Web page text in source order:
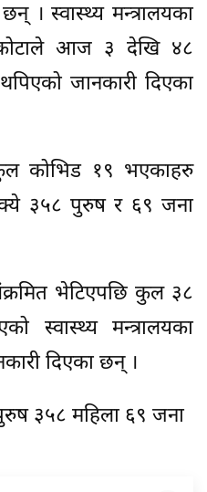
। स्वास्थ्य मन्त्रालयका
आज ३ देखि ४८
जानकारी दिएका
कोभिड १९ भएकाहरु
३५८ पुरुष र ६९ जना
भेटिएपछि कुल ३८
स्वास्थ्य मन्त्रालयका
दिएका छन् ।
३५८ महिला ६९ जना